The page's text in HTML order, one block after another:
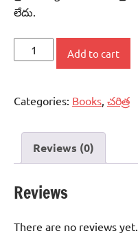
లేదు.
చైనాపై
quantity
Add to cart
Categories: Books, చరిత్ర
Reviews (0)
Reviews
There are no reviews yet.